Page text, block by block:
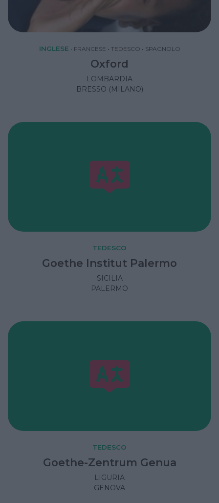
INGLESE • FRANCESE • TEDESCO • SPAGNOLO
Oxford
LOMBARDIA
BRESSO (MILANO)
TEDESCO
Goethe Institut Palermo
SICILIA
PALERMO
TEDESCO
Goethe-Zentrum Genua
LIGURIA
GENOVA